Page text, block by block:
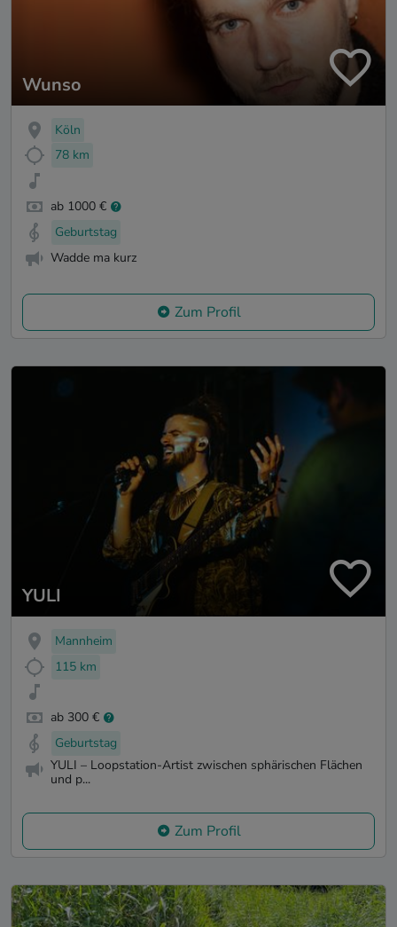
Wunso
Köln
78 km
ab 1000 €
Geburtstag
Wadde ma kurz
Zum Profil
YULI
Mannheim
115 km
ab 300 €
Geburtstag
YULI – Loopstation-Artist zwischen sphärischen Flächen
und p...
Zum Profil